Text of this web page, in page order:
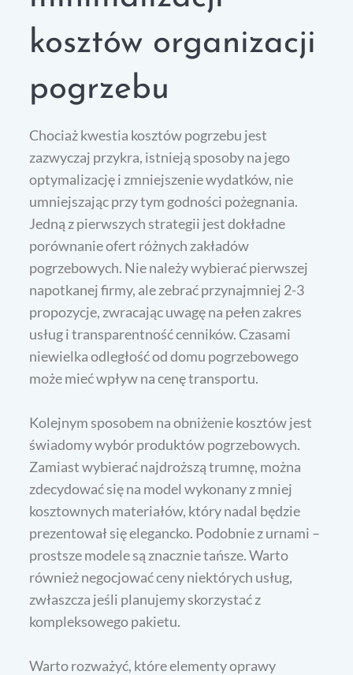
kosztów organizacji
pogrzebu
Chociaż kwestia kosztów pogrzebu jest
zazwyczaj przykra, istnieją sposoby na jego
optymalizację i zmniejszenie wydatków, nie
umniejszając przy tym godności pożegnania.
Jedną z pierwszych strategii jest dokładne
porównanie ofert różnych zakładów
pogrzebowych. Nie należy wybierać pierwszej
napotkanej firmy, ale zebrać przynajmniej 2-3
propozycje, zwracając uwagę na pełen zakres
usług i transparentność cenników. Czasami
niewielka odległość od domu pogrzebowego
może mieć wpływ na cenę transportu.
Kolejnym sposobem na obniżenie kosztów jest
świadomy wybór produktów pogrzebowych.
Zamiast wybierać najdroższą trumnę, można
zdecydować się na model wykonany z mniej
kosztownych materiałów, który nadal będzie
prezentował się elegancko. Podobnie z urnami –
prostsze modele są znacznie tańsze. Warto
również negocjować ceny niektórych usług,
zwłaszcza jeśli planujemy skorzystać z
kompleksowego pakietu.
Warto rozważyć, które elementy oprawy